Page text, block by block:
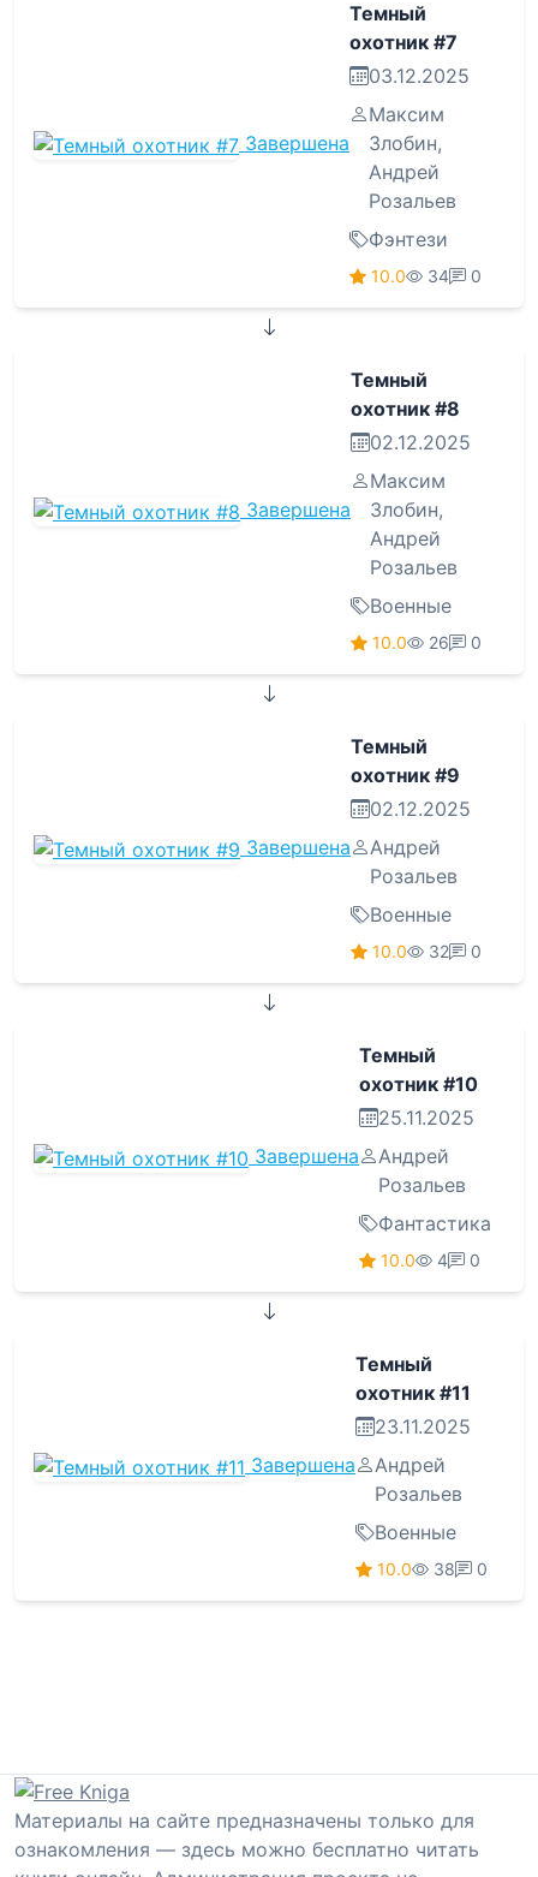
Завершена
Темный
охотник #7
03.12.2025
Максим
Злобин,
Андрей
Розальев
Фэнтези
10.0 34 0
Завершена
Темный
охотник #8
02.12.2025
Максим
Злобин,
Андрей
Розальев
Военные
10.0 26 0
Завершена
Темный
охотник #9
02.12.2025
Андрей
Розальев
Военные
10.0 32 0
Завершена
Темный
охотник #10
25.11.2025
Андрей
Розальев
Фантастика
10.0 4 0
Завершена
Темный
охотник #11
23.11.2025
Андрей
Розальев
Военные
10.0 38 0
Материалы на сайте предназначены только для
ознакомления — здесь можно бесплатно читать